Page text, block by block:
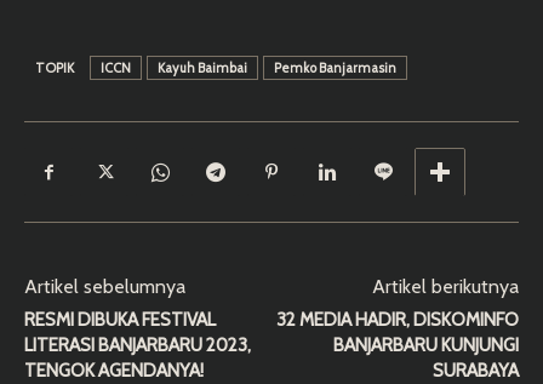
TOPIK ICCN Kayuh Baimbai Pemko Banjarmasin
Artikel sebelumnya
RESMI DIBUKA FESTIVAL
LITERASI BANJARBARU 2023,
TENGOK AGENDANYA!
Artikel berikutnya
32 MEDIA HADIR, DISKOMINFO
BANJARBARU KUNJUNGI
SURABAYA